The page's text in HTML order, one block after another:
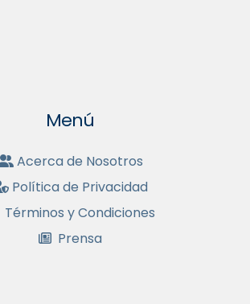
Menú
Acerca de Nosotros
Política de Privacidad
Términos y Condiciones
Prensa